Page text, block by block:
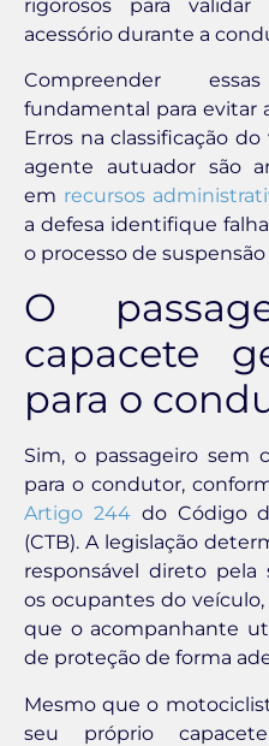
rigorosos para
acessório durante a
Compreender
fundamental para evitar
Erros na classificação
agente autuador são
em recursos
a defesa identifique
o processo de
O
capacete
para o
Sim, o passageiro sem
para o condutor,
Artigo 244do Código
(CTB). A legislação
responsável direto pela
os ocupantes do
que o acompanhante
de proteção de forma
Mesmo que o
seu próprio